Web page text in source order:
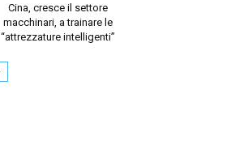
Cina, cresce il settore
macchinari, a trainare le
“attrezzature intelligenti”